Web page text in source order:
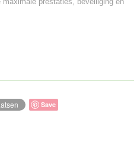
Save